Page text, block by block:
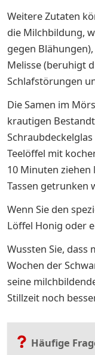
Weitere Zutaten
die Milchbildung,
gegen
Melisse (beruhigt
Schlafstörungen
Die Samen im
krautigen
Teelöffel mit
10 Minuten ziehen
Tassen getrunken
Wenn Sie den
Löffel Honig oder
Wussten Sie, dass
Wochen der
seine
Stillzeit noch
Häufige